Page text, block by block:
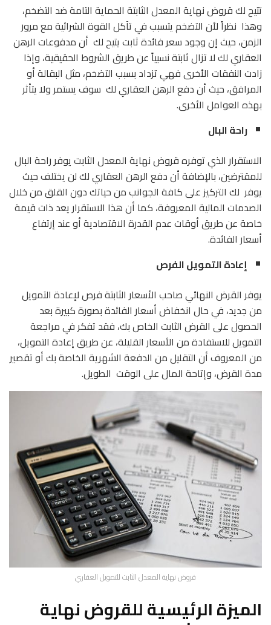
تتيح لك قروض نهاية المعدل الثابتة الحماية التامة ضد التضخم،
وهذا نظراً لأن التضخم يتسبب في تآكل القوة الشرائية مع مرور
الزمن، حيث إن وجود سعر فائدة ثابت يتيح لك أن مدفوعات الرهن
العقاري لك لا تزال ثابتة نسبياً عن طريق الشروط الحقيقية، وإذا
زادت النفقات الأخرى فهي تزداد بسبب التضخم، مثل البقالة أو
المرافق، حيث أن دفع الرهن العقاري لك سوف يستمر ولا يتأثر
بهذه العوامل الأخرى.
راحة البال
الاستقرار الذي توفره قروض نهاية المعدل الثابت يوفر راحة البال
للمقترضين، بالإضافة أن دفع الرهن العقاري لك لن يختلف حيث
يوفر لك التركيز على كافة الجوانب من حياتك دون القلق من خلال
الصدمات المالية المعروفة، كما أن هذا الاستقرار يعد ذات قيمة
خاصة عن طريق أوقات عدم القدرة الاقتصادية أو عند إرتفاع
أسعار الفائدة.
إعادة التمويل الفرص
يوفر القرض النهائي صاحب الأسعار الثابتة فرص لإعادة التمويل
من جديد، في حال انخفاض أسعار الفائدة بصورة كبيرة بعد
الحصول على القرض الثابت الخاص بك، فقد تفكر في مراجعة
التمويل للاستفادة من الأسعار القليلة، عن طريق إعادة التمويل،
من المعروف أن التقليل من الدفعة الشهرية الخاصة بك أو تقصير
مدة القرض، وإتاحة المال على الوقت الطويل.
قروض نهاية المعدل الثابت للتمويل العقاري
الميزة الرئيسية للقروض نهاية